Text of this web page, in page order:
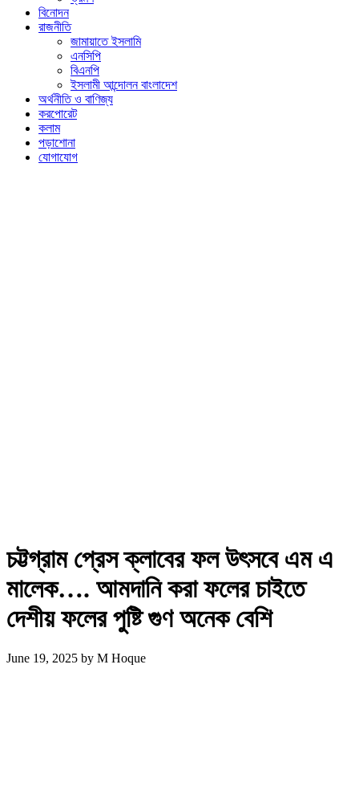
বিনোদন
রাজনীতি
জামায়াতে ইসলামি
এনসিপি
বিএনপি
ইসলামী আন্দোলন বাংলাদেশ
অর্থনীতি ও বাণিজ্য
করপোরেট
কলাম
পড়াশোনা
যোগাযোগ
চট্টগ্রাম প্রেস ক্লাবের ফল উৎসবে এম এ
মালেক…. আমদানি করা ফলের চাইতে
দেশীয় ফলের পুষ্টি গুণ অনেক বেশি
June 19, 2025 by M Hoque